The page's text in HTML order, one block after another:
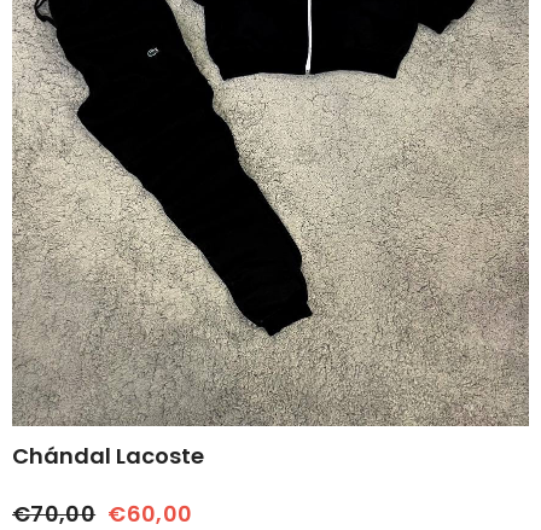
Chándal Lacoste
€70,00 €60,00